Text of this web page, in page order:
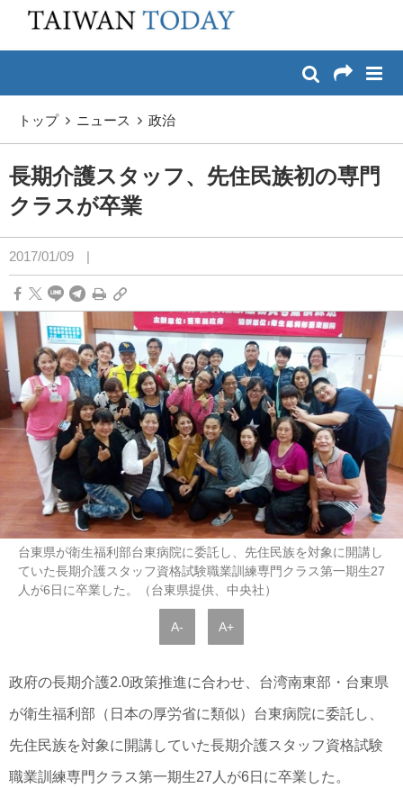
メイン コンテンツへスキップ
トップ ニュース 政治
長期介護スタッフ、先住民族初の専門
クラスが卒業
2017/01/09 |
台東県が衛生福利部台東病院に委託し、先住民族を対象に開講し
ていた長期介護スタッフ資格試験職業訓練専門クラス第一期生27
人が6日に卒業した。（台東県提供、中央社）
A- A+
政府の長期介護2.0政策推進に合わせ、台湾南東部・台東県
が衛生福利部（日本の厚労省に類似）台東病院に委託し、
先住民族を対象に開講していた長期介護スタッフ資格試験
職業訓練専門クラス第一期生27人が6日に卒業した。